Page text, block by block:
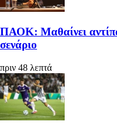
ΠΑΟΚ: Μαθαίνει
σενάριο
πριν 48 λεπτά